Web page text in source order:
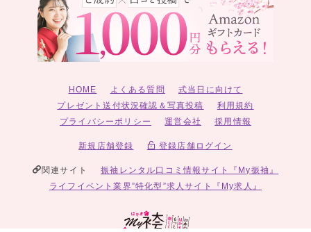
HOME よくある質問
式当日に向けて
プレゼント送付状況確認＆写真投稿
利用規約
プライバシーポリシー
運営会社 採用情報
新規店舗登録 登録店舗ログイン
関連サイト
振袖レンタル口コミ情報サイト『My振袖』
ライフイベント業界”特化型”求人サイト『My求人』